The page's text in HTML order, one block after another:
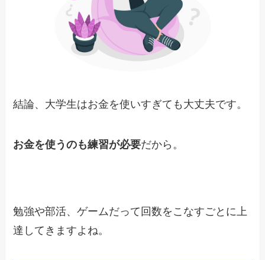
結論、大学生はお金を使いすぎても大丈夫です。
お金を使うのも練習が必要だから。
勉強や部活、ゲームだって回数をこなすごとに上
達してきますよね。